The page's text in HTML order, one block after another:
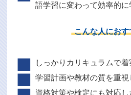
語学習に変わって効率的に
こんな人におす
しっかりカリキュラムで
学習計画や教材の質を重視
資格対策や検定にも対応し